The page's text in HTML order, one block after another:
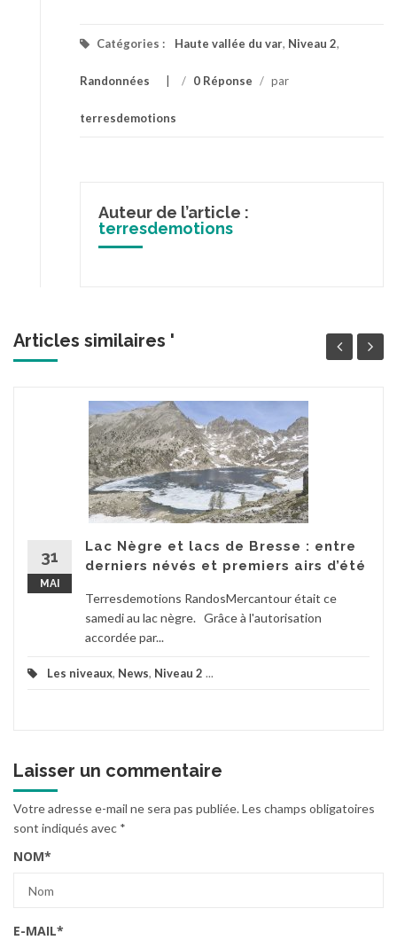
Catégories : Haute vallée du var, Niveau 2,
Randonnées / 0 Réponse / par
terresdemotions
Auteur de l’article :
terresdemotions
Articles similaires '
31
MAI
Lac Nègre et lacs de Bresse : entre
derniers névés et premiers airs d’été
Terresdemotions RandosMercantour était ce
samedi au lac nègre. Grâce à l'autorisation
accordée par...
Les niveaux, News, Niveau 2 ...
Laisser un commentaire
Votre adresse e-mail ne sera pas publiée.Les champs obligatoires
sont indiqués avec *
NOM*
E-MAIL*